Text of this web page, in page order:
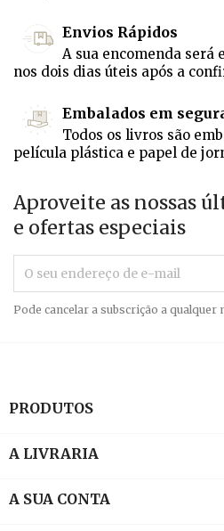
Envios Rápidos
A sua encomenda
nos dois dias úteis após a
Embalados em
Todos os livros são
película plástica e papel de
Aproveite as nossas
e ofertas especiais
Pode cancelar a subscrição a qualquer
PRODUTOS
A LIVRARIA
A SUA CONTA